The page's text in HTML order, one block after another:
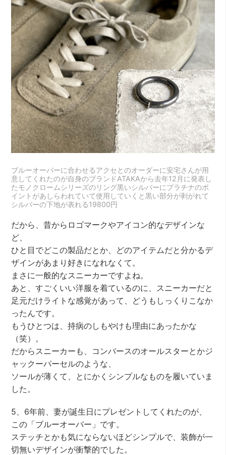
ブルーオーバーに合わせるアクセとのオーダーに安宅さんが用
意してくれたのが自身のブランドATAKAから去年12月に発表し
たモノクロームシリーズのリング黒いシルバーにプラチナのポ
イントがあしらわれていて使用していくと黒い部分が剥がれて
シルバーの下地が表れる19800円
だから、昔からロゴマークやアイコン的なデザインな
ど、
ひと目でどこの製品だとか、どのアイテムだと分かるデ
ザインがあまり好きになれなくて。
まさに一般的なスニーカーですよね。
あと、すごくいい洋服を着ているのに、スニーカーだと
足元だけライトな感覚があって、どうもしっくりこなか
ったんです。
もうひとつは、持病のしもやけも理由にあったかな
（笑）。
だからスニーカーも、コンバースのオールスターとかジ
ャックーパーセルのような、
ソールが薄くて、とにかくシンプルなものを履いていま
した。
5、6年前、妻が誕生日にプレゼントしてくれたのが、
この「ブルーオーバー」です。
ステッチとかも気にならないほどシンプルで、装飾が一
切無いデザインが衝撃的でした。